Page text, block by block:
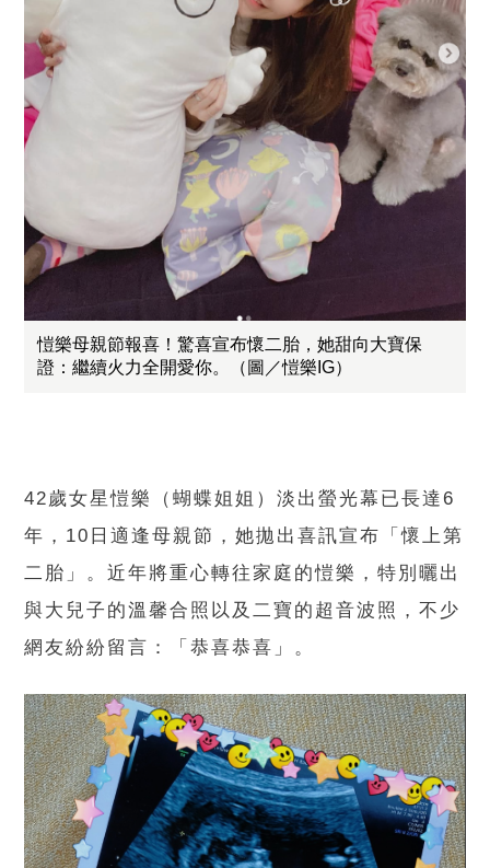
愷樂母親節報喜！驚喜宣布懷二胎，她甜向大寶保
證：繼續火力全開愛你。（圖／愷樂IG）
42歲女星愷樂（蝴蝶姐姐）淡出螢光幕已長達6
年，10日適逢母親節，她拋出喜訊宣布「懷上第
二胎」。近年將重心轉往家庭的愷樂，特別曬出
與大兒子的溫馨合照以及二寶的超音波照，不少
網友紛紛留言：「恭喜恭喜」。